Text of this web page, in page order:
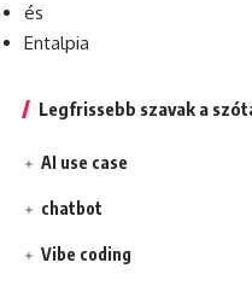
és
Entalpia
Legfrissebb szavak a
AI use case
chatbot
Vibe coding